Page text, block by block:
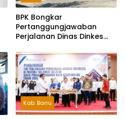
BPK Bongkar
Pertanggungjawaban
Perjalanan Dinas Dinkes
Tanpa Bukti Pengeluaran
Riil
Kab. Barru